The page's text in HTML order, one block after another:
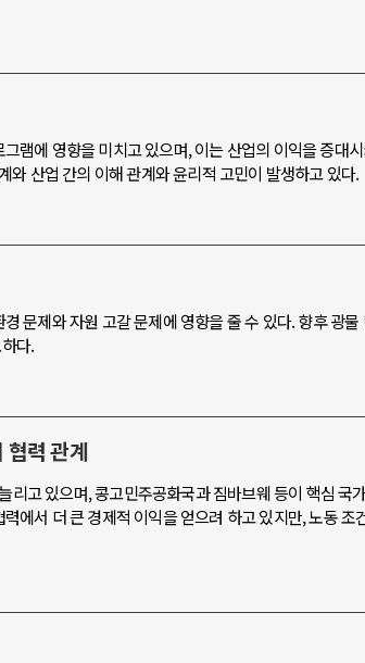
램에 영향을 미치고 있으며, 이는 산업의 이익을 증대
와 산업 간의 이해 관계와 윤리적 고민이 발생하고 있다.
문제와 자원 고갈 문제에 영향을 줄 수 있다. 향후 광물
다.
협력 관계
고 있으며, 콩고민주공화국과 짐바브웨 등이 핵심 국
에서 더 큰 경제적 이익을 얻으려 하고 있지만, 노동 조